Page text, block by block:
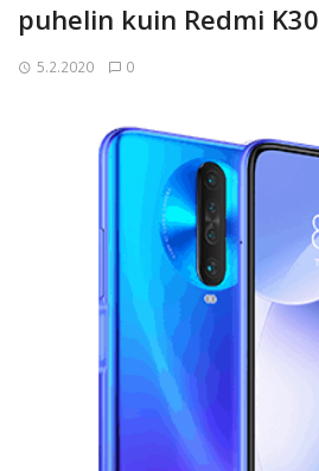
puhelin kuin Redmi K30
5.2.2020 0